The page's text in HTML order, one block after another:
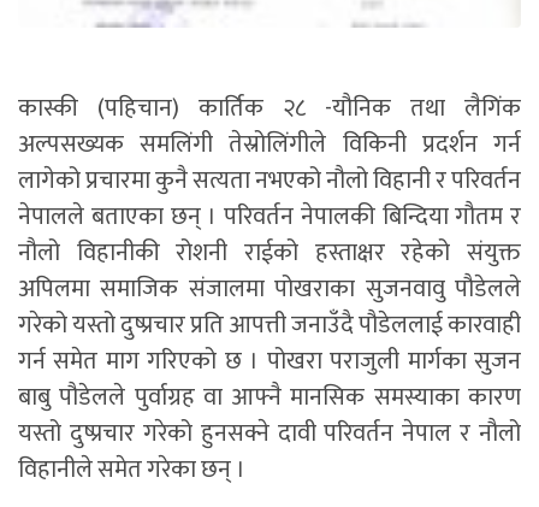
कास्की (पहिचान) कार्तिक २८ -यौनिक तथा लैगिंक
अल्पसख्यक समलिंगी तेस्रोलिंगीले विकिनी प्रदर्शन गर्न
लागेको प्रचारमा कुनै सत्यता नभएको नौलो विहानी र परिवर्तन
नेपालले बताएका छन् । परिवर्तन नेपालकी बिन्दिया गौतम र
नौलो विहानीकी रोशनी राईको हस्ताक्षर रहेको संयुक्त
अपिलमा समाजिक संजालमा पोखराका सुजनवावु पौडेलले
गरेको यस्तो दुष्प्रचार प्रति आपत्ती जनाउँदै पौडेललाई कारवाही
गर्न समेत माग गरिएको छ । पोखरा पराजुली मार्गका सुजन
बाबु पौडेलले पुर्वाग्रह वा आफ्नै मानसिक समस्याका कारण
यस्तो दुष्प्रचार गरेको हुनसक्ने दावी परिवर्तन नेपाल र नौलो
विहानीले समेत गरेका छन् ।